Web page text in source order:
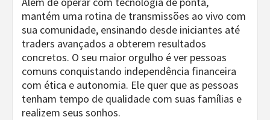
mantém uma rotina de transmissões ao vivo com
sua comunidade, ensinando desde iniciantes até
traders avançados a obterem resultados
concretos. O seu maior orgulho é ver pessoas
comuns conquistando independência financeira
com ética e autonomia. Ele quer que as pessoas
tenham tempo de qualidade com suas famílias e
realizem seus sonhos.